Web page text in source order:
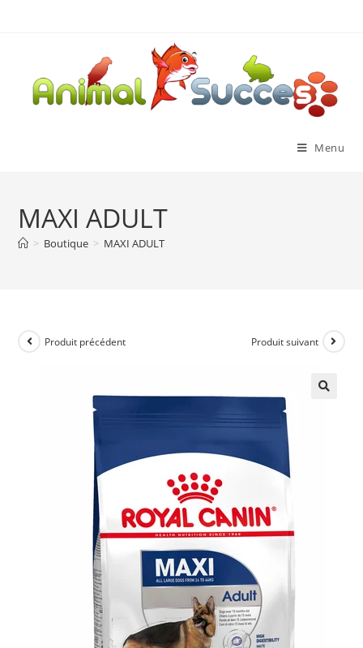
Menu
MAXI ADULT
> Boutique > MAXI ADULT
Produit précédent Produit suivant